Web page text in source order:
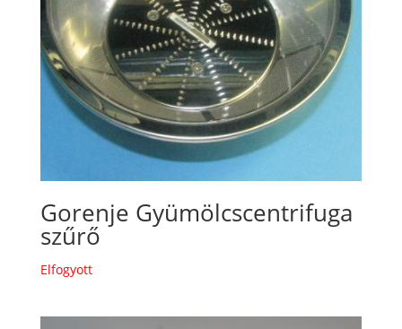
Gorenje Gyümölcscentrifuga
szűrő
Elfogyott